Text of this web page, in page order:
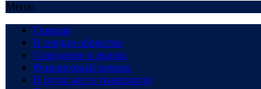
Меню
Главная
В сердце общества
Созидание и рынок
Финансовый компас
В пути: все о транспорте